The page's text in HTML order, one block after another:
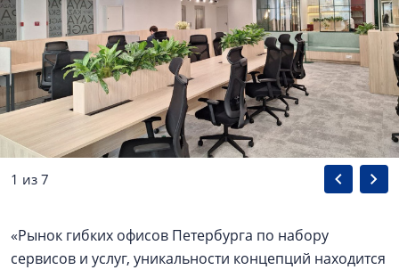
1 из 7
«Рынок гибких офисов Петербурга по набору
сервисов и услуг, уникальности концепций находится